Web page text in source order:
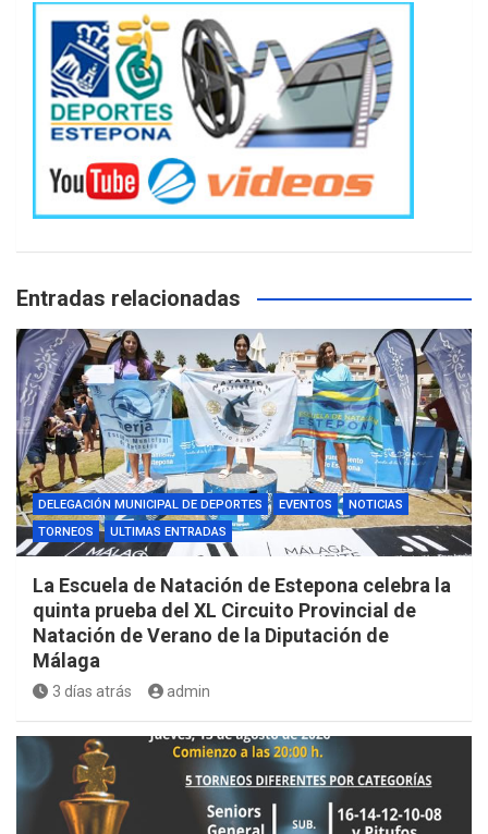
Entradas relacionadas
DELEGACIÓN MUNICIPAL DE DEPORTES EVENTOS
NOTICIAS
TORNEOS
ULTIMAS ENTRADAS
La Escuela de Natación de Estepona celebra la
quinta prueba del XL Circuito Provincial de
Natación de Verano de la Diputación de
Málaga
3 días atrás admin